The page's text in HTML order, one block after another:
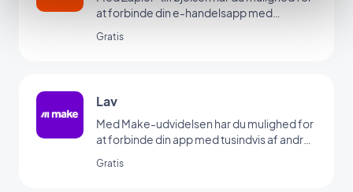
at forbinde din e-handelsapp med
den perfekte tilføjelse til at sætte
Gratis
Lav
Med Make-udvidelsen har du mulighed for
at forbinde din app med tusindvis af andre
tilføjelse til at sætte automatiseringer op
Gratis